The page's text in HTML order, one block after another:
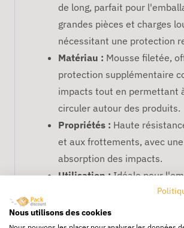
de long, parfait pour
grandes pièces et charges
nécessitant une protection
Matériau : Mousse filetée,
protection supplémentaire
impacts tout en permettant
circuler autour des produits.
Propriétés : Haute
et aux frottements, avec
absorption des impacts.
Utilisation :Idéale pour
matériel lourd, de
objets nécessitant une
accrue pendant le transport.
Nous utilisons des cookies